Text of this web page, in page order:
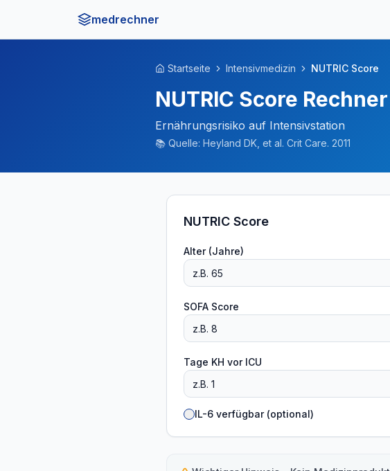
medrechner
Startseite Intensivmedizin NUTRIC Score
NUTRIC Score Rechner
Ernährungsrisiko auf Intensivstation
📚 Quelle: Heyland DK, et al. Crit Care. 2011
NUTRIC Score
Alter (Jahre)
SOFA Score
Tage KH vor ICU
IL-6 verfügbar (optional)